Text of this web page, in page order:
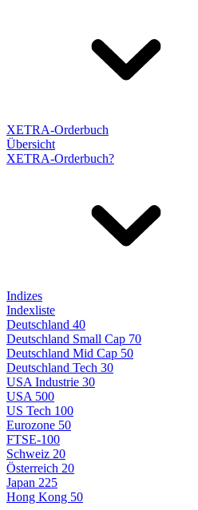
XETRA-Orderbuch
Übersicht
XETRA-Orderbuch?
Indizes
Indexliste
Deutschland 40
Deutschland Small Cap 70
Deutschland Mid Cap 50
Deutschland Tech 30
USA Industrie 30
USA 500
US Tech 100
Eurozone 50
FTSE-100
Schweiz 20
Österreich 20
Japan 225
Hong Kong 50